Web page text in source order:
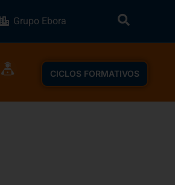
Grupo Ebora
CICLOS FORMATIVOS